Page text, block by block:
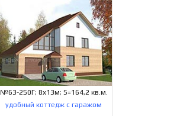
№63-250Г; 8х13м; S=164,2 кв.м.
удобный коттедж с гаражом